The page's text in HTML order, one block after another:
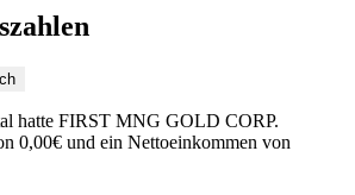
hatte FIRST MNG GOLD CORP.
0,00€ und ein Nettoeinkommen von